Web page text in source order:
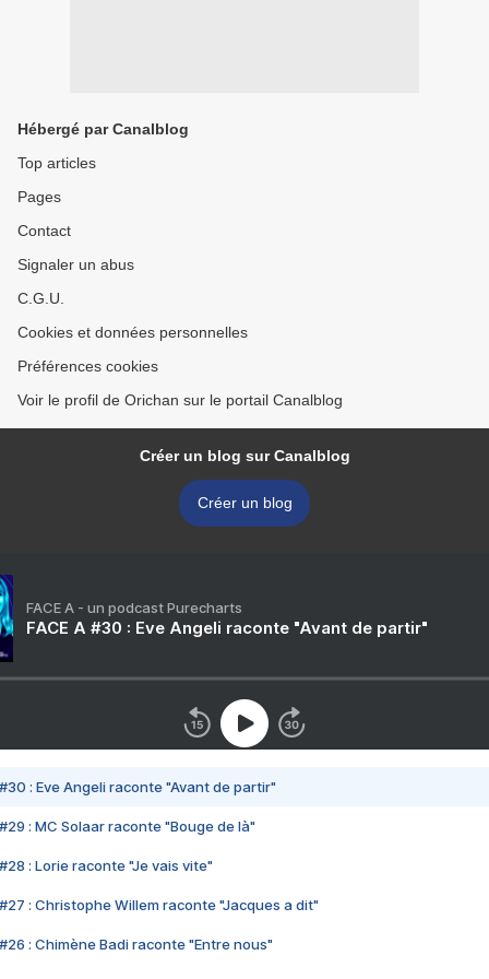
Hébergé par Canalblog
Top articles
Pages
Contact
Signaler un abus
C.G.U.
Cookies et données personnelles
Préférences cookies
Voir le profil de Orichan sur le portail Canalblog
Créer un blog sur Canalblog
Créer un blog
FACE A - un podcast Purecharts
FACE A #30 : Eve Angeli raconte "Avant de partir"
#30 : Eve Angeli raconte "Avant de partir"
#29 : MC Solaar raconte "Bouge de là"
#28 : Lorie raconte "Je vais vite"
#27 : Christophe Willem raconte "Jacques a dit"
#26 : Chimène Badi raconte "Entre nous"